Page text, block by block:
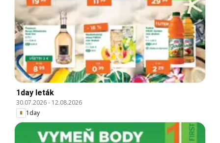
1day leták
30.07.2026- 12.08.2026
1day